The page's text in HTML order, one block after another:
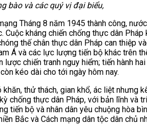
bào và các quý vị đại biểu,
Tháng 8 năm 1945 thành công,
Cuộc kháng chiến chống thực dân
thế chân thực dân Pháp can thiệp
Á và các lực lượng tiến bộ khác trên
lược chiến tranh nguy hiểm; tiến hành
kéo dài cho tới ngày hôm nay.
khăn, thử thách, gian khổ, ác liệt nhưng
chống thực dân Pháp, với bản lĩnh và
tiến bộ và nhân dân yêu chuộng hòa
Bắc và Cách mạng dân tộc dân chủ